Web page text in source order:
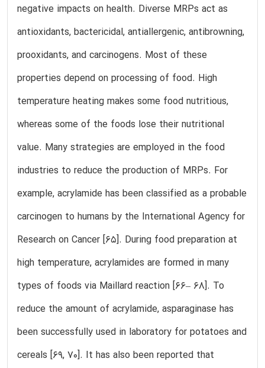
negative impacts on health. Diverse MRPs act as
antioxidants, bactericidal, antiallergenic, antibrowning,
prooxidants, and carcinogens. Most of these
properties depend on processing of food. High
temperature heating makes some food nutritious,
whereas some of the foods lose their nutritional
value. Many strategies are employed in the food
industries to reduce the production of MRPs. For
example, acrylamide has been classified as a probable
carcinogen to humans by the International Agency for
Research on Cancer [65]. During food preparation at
high temperature, acrylamides are formed in many
types of foods via Maillard reaction [66– 68]. To
reduce the amount of acrylamide, asparaginase has
been successfully used in laboratory for potatoes and
cereals [69, 70]. It has also been reported that